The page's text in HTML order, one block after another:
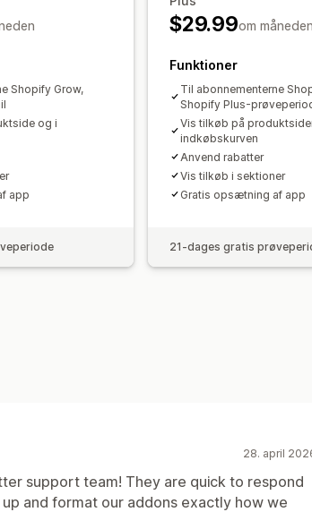
Shopify Grow,
og i
app
$29.99om måneden
Funktioner
Til abonnementerne
Shopify Plus-
Vis tilkøb på
indkøbskurven
Anvend rabatter
Vis tilkøb i sektioner
Gratis opsætning af app
21-dages gratis
28. april
support team! They are quick to respond
and format our addons exactly how we